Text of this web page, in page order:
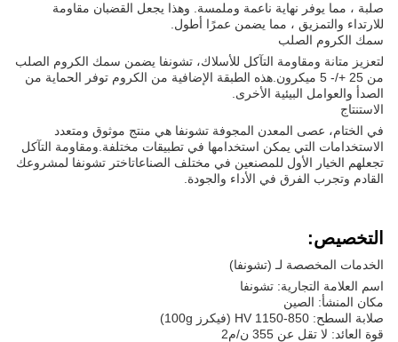
صلبة ، مما يوفر نهاية ناعمة وملمسة. وهذا يجعل القضبان مقاومة
للارتداء والتمزيق ، مما يضمن عمرًا أطول.
سمك الكروم الصلب
لتعزيز متانة ومقاومة التآكل للأسلاك، تشونفا يضمن سمك الكروم الصلب
من 25 +/- 5 ميكرون.هذه الطبقة الإضافية من الكروم توفر الحماية من
الصدأ والعوامل البيئية الأخرى.
الاستنتاج
في الختام، عصى المعدن المجوفة تشونفا هي منتج موثوق ومتعدد
الاستخدامات التي يمكن استخدامها في تطبيقات مختلفة.ومقاومة التآكل
تجعلهم الخيار الأول للمصنعين في مختلف الصناعاتاختر تشونفا لمشروعك
القادم وتجرب الفرق في الأداء والجودة.
التخصيص:
الخدمات المخصصة لـ (تشونفا)
اسم العلامة التجارية: تشونفا
مكان المنشأ: الصين
صلابة السطح: 850-1150 HV (فيكرز 100g)
قوة العائد: لا تقل عن 355 ن/م2